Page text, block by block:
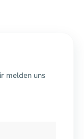
melden uns